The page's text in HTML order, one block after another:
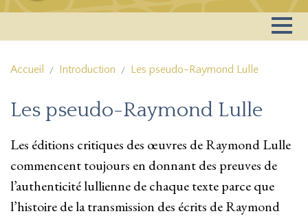
Accueil Introduction Les pseudo-Raymond Lulle
Les pseudo-Raymond Lulle
Les éditions critiques des œuvres de Raymond Lulle
commencent toujours en donnant des preuves de
l’authenticité lullienne de chaque texte parce que
l’histoire de la transmission des écrits de Raymond